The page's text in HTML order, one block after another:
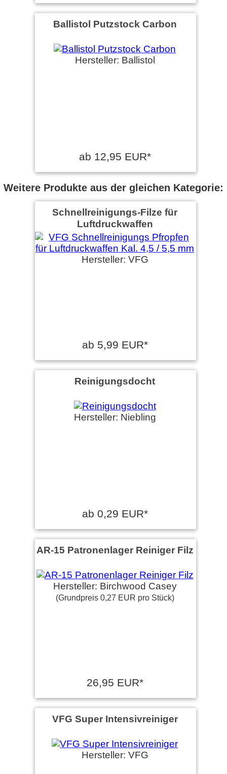
Ballistol Putzstock Carbon
Hersteller: Ballistol
ab 12,95 EUR*
Weitere Produkte aus der gleichen Kategorie:
Schnellreinigungs-Filze für
Luftdruckwaffen
Hersteller: VFG
ab 5,99 EUR*
Reinigungsdocht
Hersteller: Niebling
ab 0,29 EUR*
AR-15 Patronenlager Reiniger Filz
Hersteller: Birchwood Casey
(Grundpreis 0,27 EUR pro Stück)
26,95 EUR*
VFG Super Intensivreiniger
Hersteller: VFG